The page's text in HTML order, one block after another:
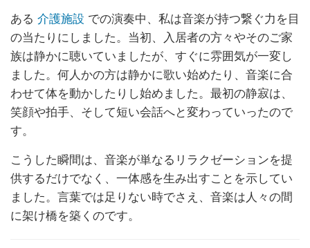
ある 介護施設 での演奏中、私は音楽が持つ繋ぐ力を目
の当たりにしました。当初、入居者の方々やそのご家
族は静かに聴いていましたが、すぐに雰囲気が一変し
ました。何人かの方は静かに歌い始めたり、音楽に合
わせて体を動かしたりし始めました。最初の静寂は、
笑顔や拍手、そして短い会話へと変わっていったので
す。
こうした瞬間は、音楽が単なるリラクゼーションを提
供するだけでなく、一体感を生み出すことを示してい
ました。言葉では足りない時でさえ、音楽は人々の間
に架け橋を築くのです。